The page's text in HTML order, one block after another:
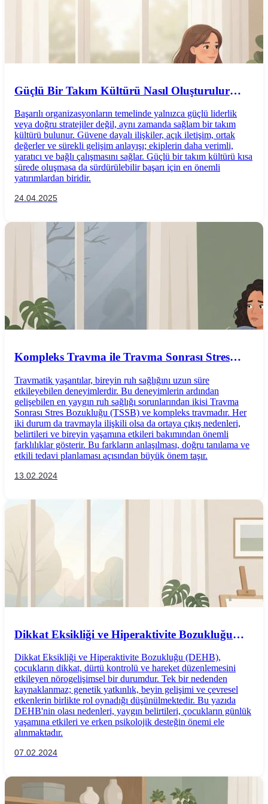
Güçlü Bir Takım Kültürü Nasıl Oluşturulur
Başarılı organizasyonların temelinde yalnızca güçlü liderlik
veya doğru stratejiler değil, aynı zamanda sağlam bir takım
kültürü bulunur. Güvene dayalı ilişkiler, açık iletişim, ortak
değerler ve sürekli gelişim anlayışı; ekiplerin daha verimli,
yaratıcı ve bağlı çalışmasını sağlar. Güçlü bir takım kültürü kısa
sürede oluşmasa da sürdürülebilir başarı için en önemli
yatırımlardan biridir.
24.04.2025
Kompleks Travma ile Travma Sonrası Stres
Nelerdir?
Travmatik yaşantılar, bireyin ruh sağlığını uzun süre
etkileyebilen deneyimlerdir. Bu deneyimlerin ardından
gelişebilen en yaygın ruh sağlığı sorunlarından ikisi Travma
Sonrası Stres Bozukluğu (TSSB) ve kompleks travmadır. Her
iki durum da travmayla ilişkili olsa da ortaya çıkış nedenleri,
belirtileri ve bireyin yaşamına etkileri bakımından önemli
farklılıklar gösterir. Bu farkların anlaşılması, doğru tanılama ve
etkili tedavi planlaması açısından büyük önem taşır.
13.02.2024
Dikkat Eksikliği ve Hiperaktivite Bozukluğu
Dikkat Eksikliği ve Hiperaktivite Bozukluğu (DEHB),
çocukların dikkat, dürtü kontrolü ve hareket düzenlemesini
etkileyen nörogelişimsel bir durumdur. Tek bir nedenden
kaynaklanmaz; genetik yatkınlık, beyin gelişimi ve çevresel
etkenlerin birlikte rol oynadığı düşünülmektedir. Bu yazıda
DEHB'nin olası nedenleri, yaygın belirtileri, çocukların günlük
yaşamına etkileri ve erken psikolojik desteğin önemi ele
alınmaktadır.
07.02.2024